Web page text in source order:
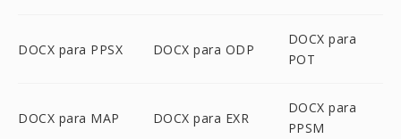
DOCX para PPSX DOCX para ODP
DOCX para
POT
DOCX para MAP DOCX para EXR
DOCX para
PPSM